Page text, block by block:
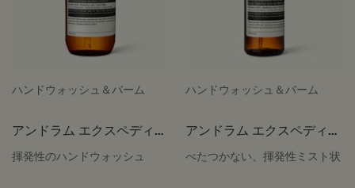
ハンドウォッシュ＆バーム
アンドラム エクスペディエ
ント ハンドジェル
揮発性のハンドウォッシュ
ハンドウォッシュ＆バーム
アンドラム エクスペディエ
ント ハンドミスト
べたつかない、揮発性ミスト状